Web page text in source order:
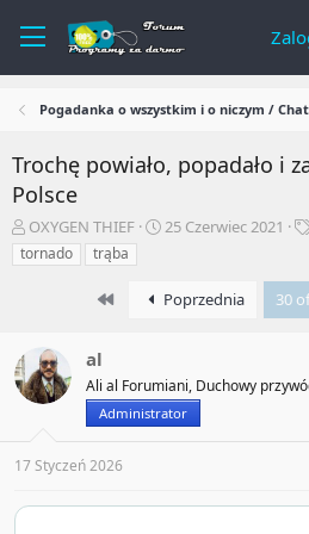
Pogadanka o wszystkim i o niczym / Chat
Trochę powiało, popadało i
Polsce
A
u
t
m
a
u
OXYGEN THIEF
R
p
o
ę
t
y
25 Czerwiec 2021
tornado
trąba
First Poprzednia 30
al
Ali al Forumiani, Duchowy
Administrator
17 Styczeń 2026